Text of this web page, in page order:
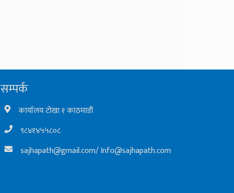
सम्पर्क
कार्यालय टोखा १ काठमाडौं
९८४१४५५८०८
sajhapath@gmail.com/Info@sajhapath.com